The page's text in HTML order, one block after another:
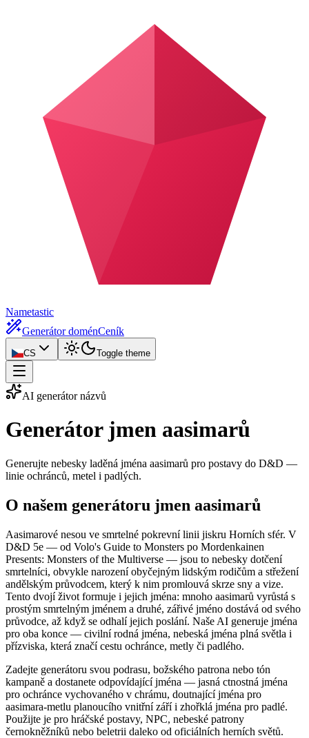
Nametastic
Generátor doménCeník
CS Toggle theme
AI generátor názvů
Generátor jmen aasimarů
Generujte nebesky laděná jména aasimarů pro postavy do D&D —
linie ochránců, metel i padlých.
O našem generátoru jmen aasimarů
Aasimarové nesou ve smrtelné pokrevní linii jiskru Horních sfér. V
D&D 5e — od Volo's Guide to Monsters po Mordenkainen
Presents: Monsters of the Multiverse — jsou to nebesky dotčení
smrtelníci, obvykle narození obyčejným lidským rodičům a střežení
andělským průvodcem, který k nim promlouvá skrze sny a vize.
Tento dvojí život formuje i jejich jména: mnoho aasimarů vyrůstá s
prostým smrtelným jménem a druhé, zářivé jméno dostává od svého
průvodce, až když se odhalí jejich poslání. Naše AI generuje jména
pro oba konce — civilní rodná jména, nebeská jména plná světla i
přízviska, která značí cestu ochránce, metly či padlého.
Zadejte generátoru svou podrasu, božského patrona nebo tón
kampaně a dostanete odpovídající jména — jasná ctnostná jména
pro ochránce vychovaného v chrámu, doutnající jména pro
aasimara-metlu planoucího vnitřní září i zhořklá jména pro padlé.
Použijte je pro hráčské postavy, NPC, nebeské patrony
černokněžníků nebo beletrii daleko od oficiálních herních světů.